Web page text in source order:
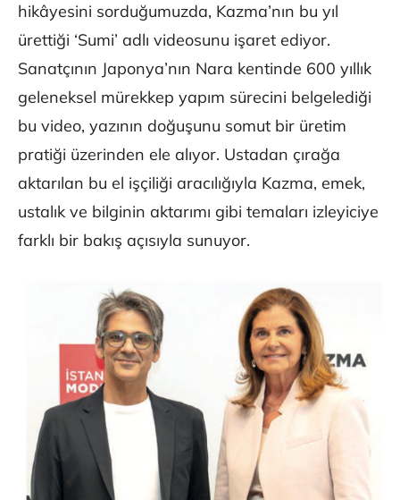
hikâyesini sorduğumuzda, Kazma’nın bu yıl
ürettiği ‘Sumi’ adlı videosunu işaret ediyor.
Sanatçının Japonya’nın Nara kentinde 600 yıllık
geleneksel mürekkep yapım sürecini belgelediği
bu video, yazının doğuşunu somut bir üretim
pratiği üzerinden ele alıyor. Ustadan çırağa
aktarılan bu el işçiliği aracılığıyla Kazma, emek,
ustalık ve bilginin aktarımı gibi temaları izleyiciye
farklı bir bakış açısıyla sunuyor.